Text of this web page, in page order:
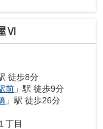
Ⅵ
徒歩8分
前 」駅 徒歩9分
」駅 徒歩26分
１丁目